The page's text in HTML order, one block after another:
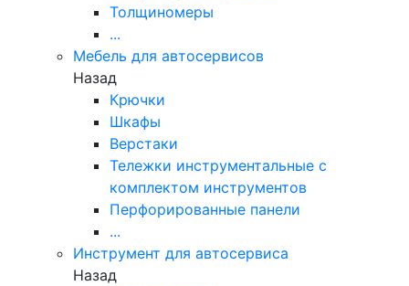
Толщиномеры
...
Мебель для автосервисов
Назад
Крючки
Шкафы
Верстаки
Тележки инструментальные с
комплектом инструментов
Перфорированные панели
...
Инструмент для автосервиса
Назад